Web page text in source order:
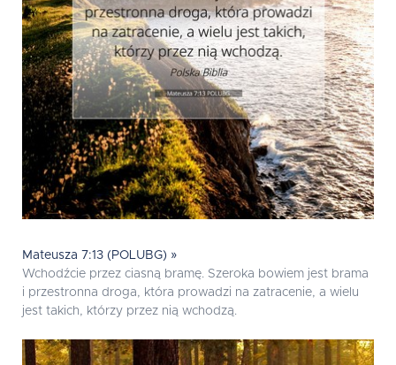
Mateusza 7:13 (POLUBG) »
Wchodźcie przez ciasną bramę. Szeroka bowiem jest brama
i przestronna droga, która prowadzi na zatracenie, a wielu
jest takich, którzy przez nią wchodzą.